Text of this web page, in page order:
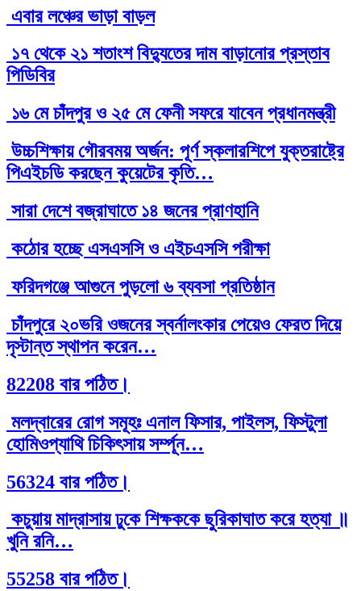
এবার লঞ্চের ভাড়া বাড়ল
১৭ থেকে ২১ শতাংশ বিদ্যুতের দাম বাড়ানোর প্রস্তাব
পিডিবির
১৬ মে চাঁদপুর ও ২৫ মে ফেনী সফরে যাবেন প্রধানমন্ত্রী
উচ্চশিক্ষায় গৌরবময় অর্জন: পূর্ণ স্কলারশিপে যুক্তরাষ্ট্রে
পিএইচডি করছেন কুয়েটের কৃতি…
সারা দেশে বজ্রাঘাতে ১৪ জনের প্রাণহানি
কঠোর হচ্ছে এসএসসি ও এইচএসসি পরীক্ষা
ফরিদগঞ্জে আগুনে পুড়লো ৬ ব্যবসা প্রতিষ্ঠান
চাঁদপুরে ২০ভরি ওজনের স্বর্নালংকার পেয়েও ফেরত দিয়ে
দৃস্টান্ত স্থাপন করেন…
82208 বার পঠিত।
মলদ্বারের রোগ সমূহঃ এনাল ফিসার, পাইলস, ফিস্টুলা
হোমিওপ্যাথি চিকিৎসায় সর্ম্পূন…
56324 বার পঠিত।
কচুয়ায় মাদ্রাসায় ঢুকে শিক্ষককে ছুরিকাঘাত করে হত্যা ॥
খুনি রনি…
55258 বার পঠিত।